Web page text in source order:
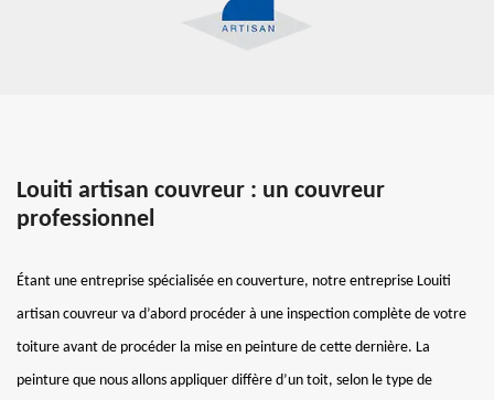
Louiti artisan couvreur : un couvreur
professionnel
Étant une entreprise spécialisée en couverture, notre entreprise Louiti
artisan couvreur va d’abord procéder à une inspection complète de votre
toiture avant de procéder la mise en peinture de cette dernière. La
peinture que nous allons appliquer diffère d’un toit, selon le type de